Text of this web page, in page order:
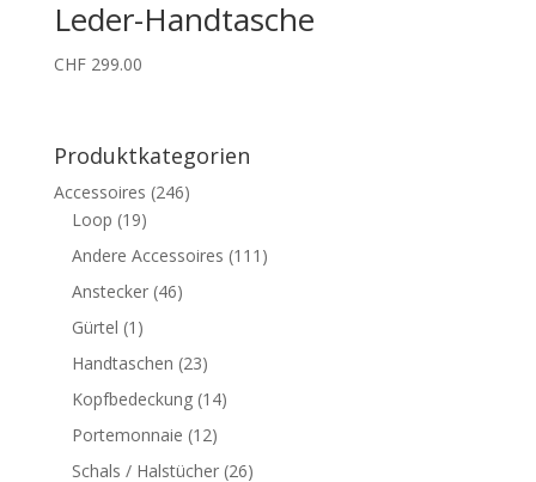
Leder-Handtasche
CHF299.00
Produktkategorien
Accessoires (246)
Loop (19)
Andere Accessoires (111)
Anstecker (46)
Gürtel (1)
Handtaschen (23)
Kopfbedeckung (14)
Portemonnaie (12)
Schals / Halstücher (26)